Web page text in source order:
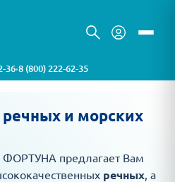
36•8 (800) 222-62-35
и морских
ФОРТУНА предлагает Вам
речных, а